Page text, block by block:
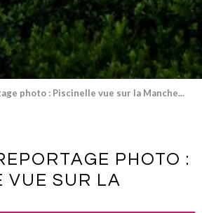
photo : Piscinelle vue sur la Manche...
PHOTO :
VUE SUR LA